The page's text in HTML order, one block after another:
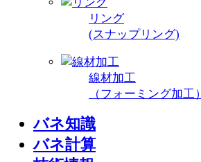
リング
(スナップリング)
線材加工
（フォーミング加工）
バネ知識
バネ計算